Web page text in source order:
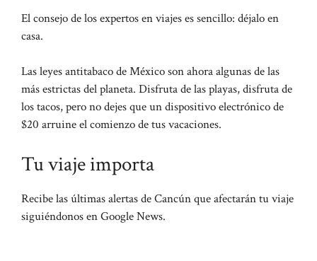
El consejo de los expertos en viajes es sencillo: déjalo en
casa.
Las leyes antitabaco de México son ahora algunas de las
más estrictas del planeta. Disfruta de las playas, disfruta de
los tacos, pero no dejes que un dispositivo electrónico de
$20 arruine el comienzo de tus vacaciones.
Tu viaje importa
Recibe las últimas alertas de Cancún que afectarán tu viaje
siguiéndonos en Google News.